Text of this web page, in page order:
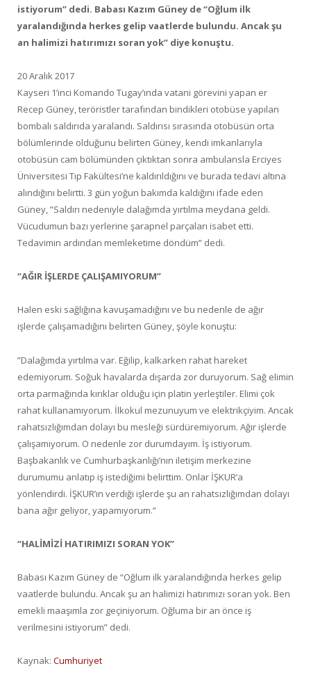
istiyorum” dedi. Babası Kazım Güney de “Oğlum ilk
yaralandığında herkes gelip vaatlerde bulundu. Ancak şu
an halimizi hatırımızı soran yok” diye konuştu.
20 Aralık 2017
Kayseri 1’inci Komando Tugay’ında vatani görevini yapan er
Recep Güney, teröristler tarafından bindikleri otobüse yapılan
bombalı saldırıda yaralandı. Saldırısı sırasında otobüsün orta
bölümlerinde olduğunu belirten Güney, kendi imkanlarıyla
otobüsün cam bölümünden çıktıktan sonra ambulansla Erciyes
Üniversitesi Tıp Fakültesi’ne kaldırıldığını ve burada tedavi altına
alındığını belirtti. 3 gün yoğun bakımda kaldığını ifade eden
Güney, ”Saldırı nedeniyle dalağımda yırtılma meydana geldi.
Vücudumun bazı yerlerine şarapnel parçaları isabet etti.
Tedavimin ardından memleketime döndüm” dedi.
“AĞIR İŞLERDE ÇALIŞAMIYORUM”
Halen eski sağlığına kavuşamadığını ve bu nedenle de ağır
işlerde çalışamadığını belirten Güney, şöyle konuştu:
”Dalağımda yırtılma var. Eğilip, kalkarken rahat hareket
edemiyorum. Soğuk havalarda dışarda zor duruyorum. Sağ elimin
orta parmağında kırıklar olduğu için platin yerleştiler. Elimi çok
rahat kullanamıyorum. İlkokul mezunuyum ve elektrikçiyim. Ancak
rahatsızlığımdan dolayı bu mesleği sürdüremiyorum. Ağır işlerde
çalışamıyorum. O nedenle zor durumdayım. İş istiyorum.
Başbakanlık ve Cumhurbaşkanlığı’nın iletişim merkezine
durumumu anlatıp iş istediğimi belirttim. Onlar İŞKUR’a
yönlendirdi. İŞKUR’ın verdiği işlerde şu an rahatsızlığımdan dolayı
bana ağır geliyor, yapamıyorum.”
“HALİMİZİ HATIRIMIZI SORAN YOK”
Babası Kazım Güney de “Oğlum ilk yaralandığında herkes gelip
vaatlerde bulundu. Ancak şu an halimizi hatırımızı soran yok. Ben
emekli maaşımla zor geçiniyorum. Oğluma bir an önce iş
verilmesini istiyorum” dedi.
Kaynak: Cumhuriyet